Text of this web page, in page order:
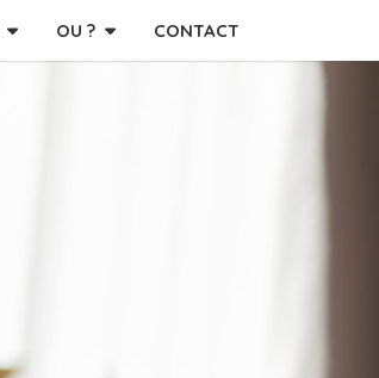
OU ? CONTACT